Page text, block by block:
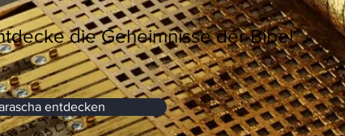
die Geheimnisse der Bibel
entdecken